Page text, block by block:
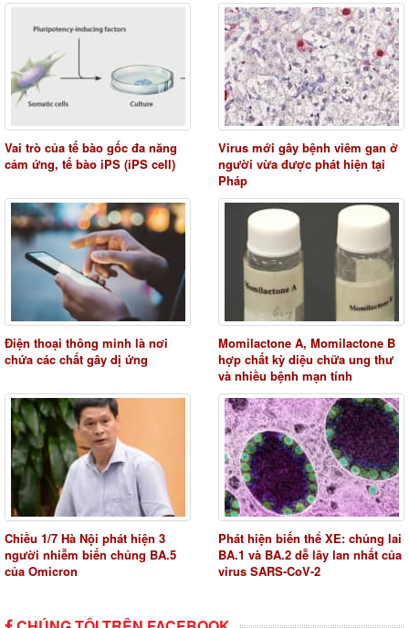
Vai trò của tế bào gốc đa năng
cảm ứng, tế bào iPS (iPS cell)
Virus mới gây bệnh viêm gan ở
người vừa được phát hiện tại
Pháp
Điện thoại thông minh là nơi
chứa các chất gây dị ứng
Momilactone A, Momilactone B
hợp chất kỳ diệu chữa ung thư
và nhiều bệnh mạn tính
Chiều 1/7 Hà Nội phát hiện 3
người nhiễm biến chủng BA.5
của Omicron
Phát hiện biến thể XE: chủng lai
BA.1 và BA.2 dễ lây lan nhất của
virus SARS-CoV-2